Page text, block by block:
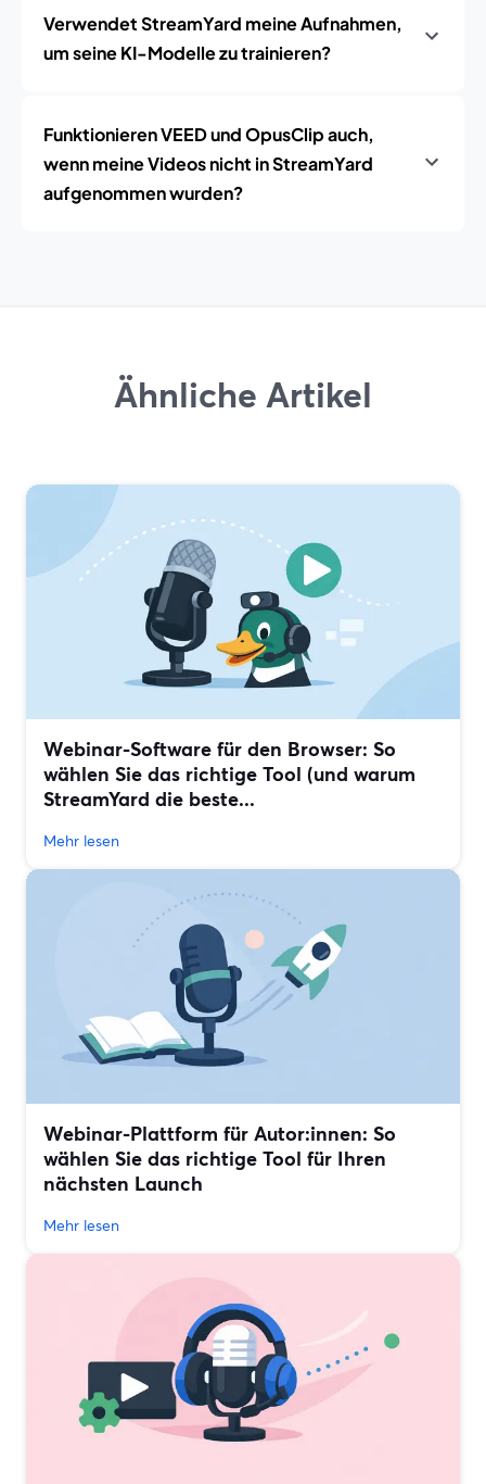
Verwendet StreamYard meine Aufnahmen,
um seine KI-Modelle zu trainieren?
Funktionieren VEED und OpusClip auch,
wenn meine Videos nicht in StreamYard
aufgenommen wurden?
Ähnliche Artikel
Webinar-Software für den Browser: So
wählen Sie das richtige Tool (und warum
StreamYard die beste...
Mehr lesen
Webinar-Plattform für Autor:innen: So
wählen Sie das richtige Tool für Ihren
nächsten Launch
Mehr lesen